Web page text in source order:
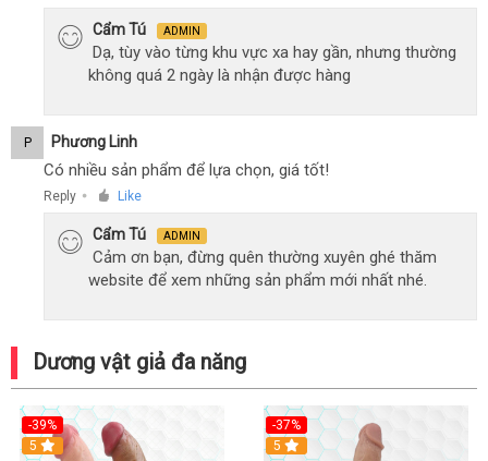
Cẩm Tú ADMIN
Dạ, tùy vào từng khu vực xa hay gần, nhưng thường
không quá 2 ngày là nhận được hàng
P Phương Linh
Có nhiều sản phẩm để lựa chọn, giá tốt!
Reply ● Like
Cẩm Tú ADMIN
Cảm ơn bạn, đừng quên thường xuyên ghé thăm
website để xem những sản phẩm mới nhất nhé.
Dương vật giả đa năng
-39%
Hot
5
-37%
5